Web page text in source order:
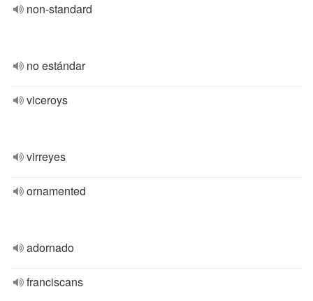
non-standard
no estándar
viceroys
virreyes
ornamented
adornado
franciscans